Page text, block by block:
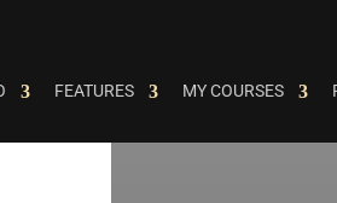
FEATURES MY COURSES